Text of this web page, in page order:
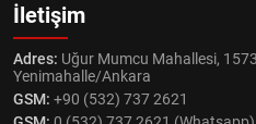
İletişim
Adres: Uğur Mumcu Mahallesi,
Yenimahalle/Ankara
GSM: +90 (532) 737 2621